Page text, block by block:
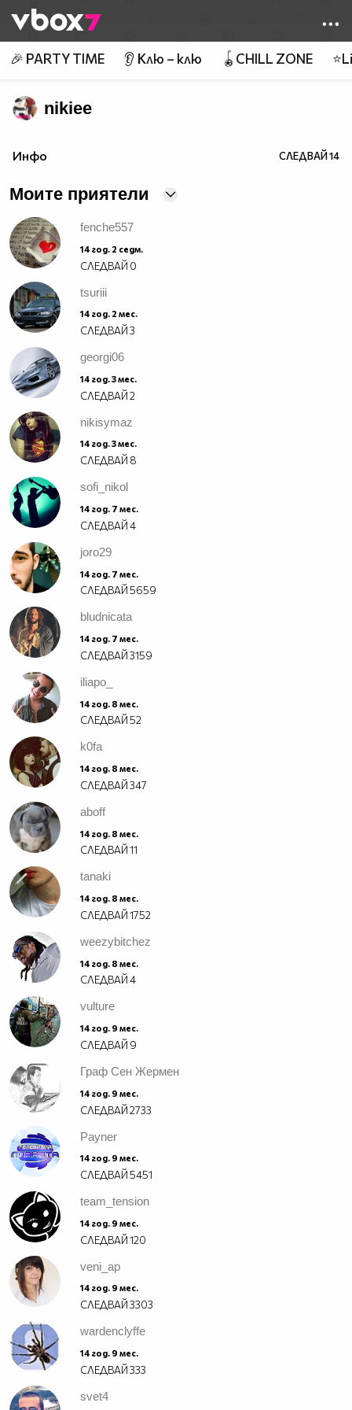
👾
🎉 PARTY TIME 👂 Клю – клю 🪀CHILL ZONE
nikiee
Инфо СЛЕДВАЙ14
Моите приятели
fenche557
14 год. 2 седм.
СЛЕДВАЙ 0
tsuriii
14 год. 2 мес.
СЛЕДВАЙ3
georgi06
14 год. 3 мес.
СЛЕДВАЙ2
nikisymaz
14 год. 3 мес.
СЛЕДВАЙ 8
sofi_nikol
14 год. 7 мес.
СЛЕДВАЙ4
joro29
14 год. 7 мес.
СЛЕДВАЙ5659
bludnicata
14 год. 7 мес.
СЛЕДВАЙ3159
iliapo_
14 год. 8 мес.
СЛЕДВАЙ52
k0fa
14 год. 8 мес.
СЛЕДВАЙ347
aboff
14 год. 8 мес.
СЛЕДВАЙ11
tanaki
14 год. 8 мес.
СЛЕДВАЙ1752
weezybitchez
14 год. 8 мес.
СЛЕДВАЙ4
vulture
14 год. 9 мес.
СЛЕДВАЙ 9
Граф Сен Жермен
14 год. 9 мес.
СЛЕДВАЙ2733
Payner
14 год. 9 мес.
СЛЕДВАЙ5451
team_tension
14 год. 9 мес.
СЛЕДВАЙ120
veni_ap
14 год. 9 мес.
СЛЕДВАЙ3303
wardenclyffe
14 год. 9 мес.
СЛЕДВАЙ333
svet4